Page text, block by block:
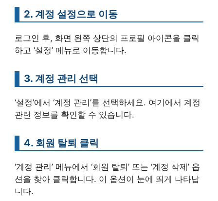
2. 계정 설정으로 이동
로그인 후, 화면 왼쪽 상단의 프로필 아이콘을 클릭
하고 ‘설정’ 메뉴로 이동합니다.
3. 계정 관리 선택
‘설정’에서 ‘계정 관리’를 선택하세요. 여기에서 계정
관련 정보를 확인할 수 있습니다.
4. 회원 탈퇴 클릭
‘계정 관리’ 메뉴에서 ‘회원 탈퇴’ 또는 ‘계정 삭제’ 옵
션을 찾아 클릭합니다. 이 옵션이 눈에 띄게 나타납
니다.